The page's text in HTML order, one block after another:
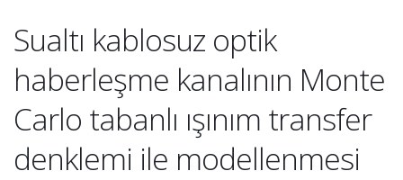
Sualtı kablosuz optik
haberleşme kanalının Monte
Carlo tabanlı ışınım transfer
denklemi ile modellenmesi